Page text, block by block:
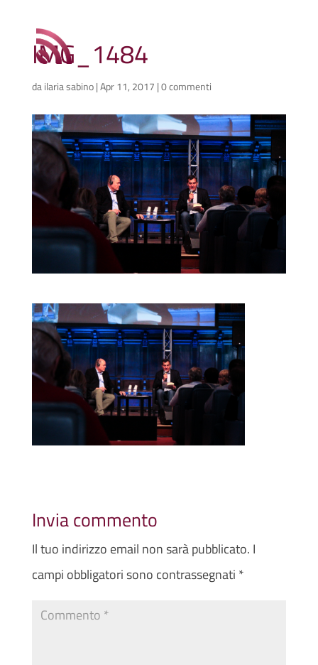
IMG_1484
dailaria sabino|Apr 11, 2017 |0 commenti
Invia commento
Il tuo indirizzo email non sarà pubblicato. I
campi obbligatori sono contrassegnati *